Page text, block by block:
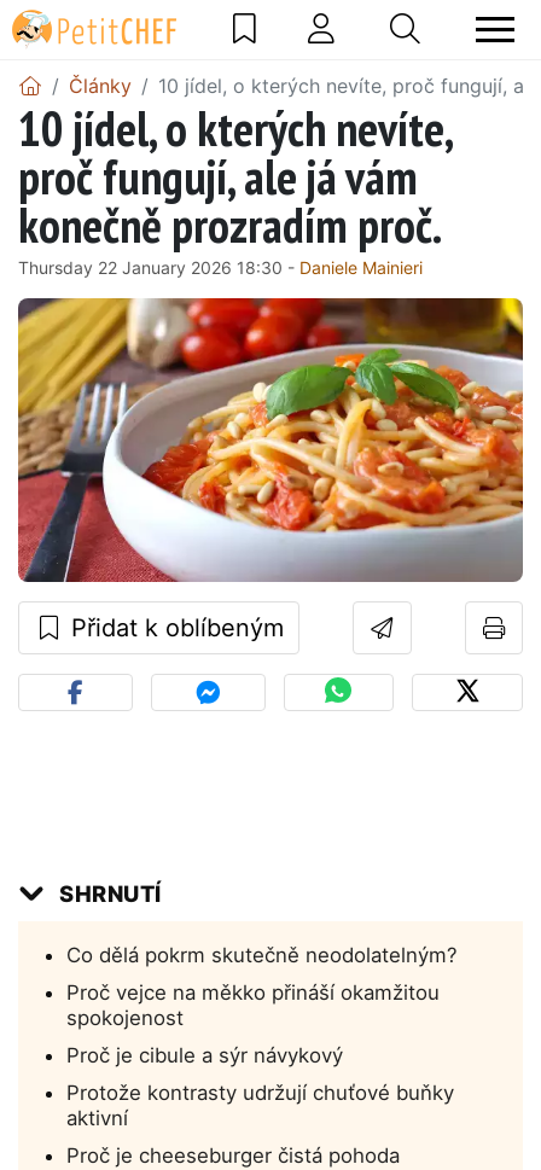
Články 10 jídel, o kterých nevíte, proč fungují,
10 jídel, o kterých nevíte,
proč fungují, ale já vám
konečně prozradím proč.
Thursday 22 January 2026 18:30 - Daniele Mainieri
Přidat k oblíbeným
SHRNUTÍ
Co dělá pokrm skutečně neodolatelným?
Proč vejce na měkko přináší okamžitou
spokojenost
Proč je cibule a sýr návykový
Protože kontrasty udržují chuťové buňky
aktivní
Proč je cheeseburger čistá pohoda